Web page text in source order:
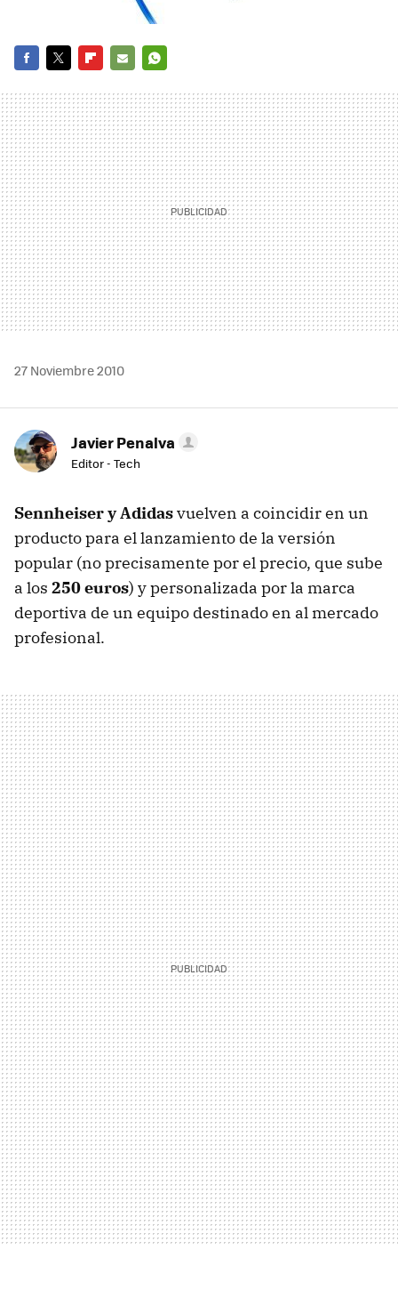
MAIL
27 Noviembre 2010
Javier Penalva
Editor - Tech
Sennheiser y Adidasvuelven a coincidir en un
producto para el lanzamiento de la versión
popular (no precisamente por el precio, que sube
a los 250 euros) y personalizada por la marca
deportiva de un equipo destinado en al mercado
profesional.